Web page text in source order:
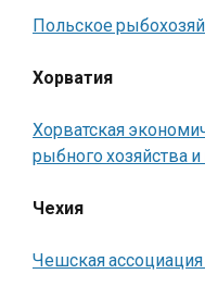
Польское
Хорватия
Хорватская
рыбного хозяйства
Чехия
Чешская